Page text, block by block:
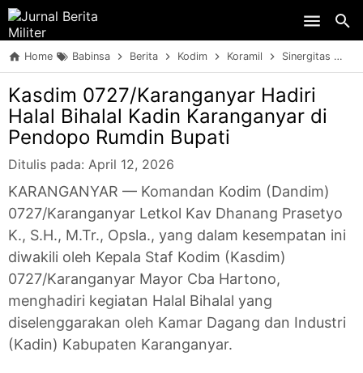
Home Babinsa Berita Kodim Koramil Sinergitas
Kasdim 0727/Karanganyar Hadiri
Halal Bihalal Kadin Karanganyar di
Pendopo Rumdin Bupati
Ditulis pada: April 12, 2026
KARANGANYAR — Komandan Kodim (Dandim)
0727/Karanganyar Letkol Kav Dhanang Prasetyo
K., S.H., M.Tr., Opsla., yang dalam kesempatan ini
diwakili oleh Kepala Staf Kodim (Kasdim)
0727/Karanganyar Mayor Cba Hartono,
menghadiri kegiatan Halal Bihalal yang
diselenggarakan oleh Kamar Dagang dan Industri
(Kadin) Kabupaten Karanganyar.